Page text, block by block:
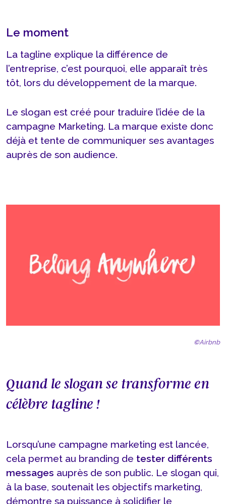
Le moment
La tagline explique la différence de
l’entreprise, c’est pourquoi, elle apparaît très
tôt, lors du développement de la marque.
Le slogan est créé pour traduire l’idée de la
campagne Marketing. La marque existe donc
déjà et tente de communiquer ses avantages
auprès de son audience.
©Airbnb
Quand le slogan se transforme en
célèbre tagline !
Lorsqu’une campagne marketing est lancée,
cela permet au branding de tester différents
messages auprès de son public. Le slogan qui,
à la base, soutenait les objectifs marketing,
démontre sa puissance à solidifier le